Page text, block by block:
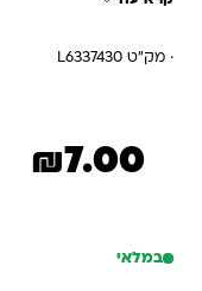
· מק"ט L6337430
₪7.00
במלאי